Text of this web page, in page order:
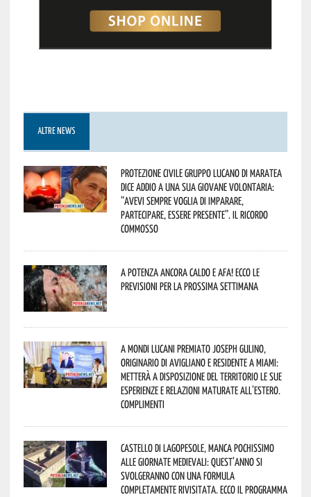
ALTRE NEWS
Protezione Civile Gruppo Lucano di Maratea
dice addio a una sua giovane volontaria:
“avevi sempre voglia di imparare,
partecipare, essere presente”. Il ricordo
commosso
A Potenza ancora caldo e afa! Ecco le
previsioni per la prossima settimana
A Mondi lucani premiato Joseph Gulino,
originario di Avigliano e residente a Miami:
metterà a disposizione del territorio le sue
esperienze e relazioni maturate all’estero.
Complimenti
Castello di Lagopesole, manca pochissimo
alle Giornate Medievali: quest’anno si
svolgeranno con una formula
completamente rivisitata. Ecco il programma